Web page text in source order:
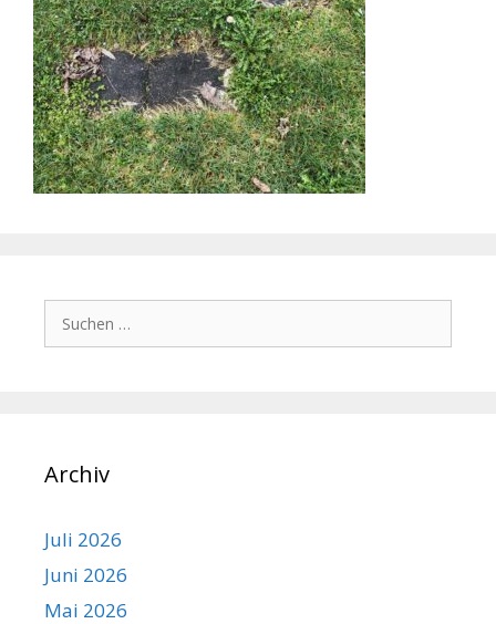
Suchen
nach:
Archiv
Juli 2026
Juni 2026
Mai 2026